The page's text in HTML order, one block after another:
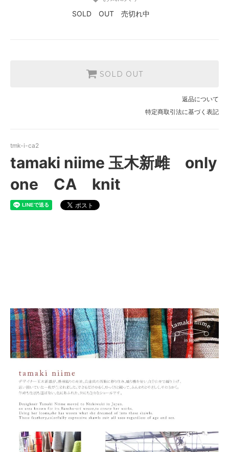
SOLD OUT 売切れ中
SOLD OUT
返品について
特定商取引法に基づく表記
tmk-i-ca2
tamaki niime 玉木新雌 only
one CA knit